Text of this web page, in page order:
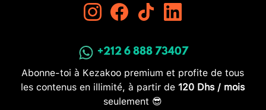
+212 6 888 73407
Abonne-toi à Kezakoo premium et profite de tous
les contenus en illimité, à partir de 120 Dhs / mois
seulement 😎